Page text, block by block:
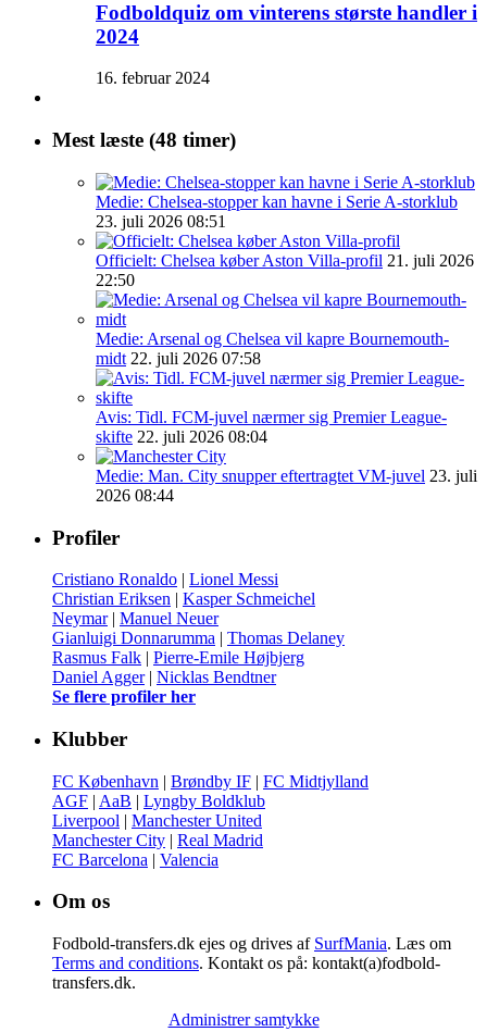
Fodboldquiz om vinterens største handler i
2024
16. februar 2024
Mest læste (48 timer)
Medie: Chelsea-stopper kan havne i Serie A-storklub
23. juli 2026 08:51
Officielt: Chelsea køber Aston Villa-profil 21. juli 2026
22:50
Medie: Arsenal og Chelsea vil kapre Bournemouth-
midt 22. juli 2026 07:58
Avis: Tidl. FCM-juvel nærmer sig Premier League-
skifte 22. juli 2026 08:04
Medie: Man. City snupper eftertragtet VM-juvel 23. juli
2026 08:44
Profiler
Cristiano Ronaldo | Lionel Messi
Christian Eriksen | Kasper Schmeichel
Neymar| Manuel Neuer
Gianluigi Donnarumma | Thomas Delaney
Rasmus Falk | Pierre-Emile Højbjerg
Daniel Agger| Nicklas Bendtner
Se flere profiler her
Klubber
FC København | Brøndby IF | FC Midtjylland
AGF | AaB | Lyngby Boldklub
Liverpool | Manchester United
Manchester City | Real Madrid
FC Barcelona | Valencia
Om os
Fodbold-transfers.dk ejes og drives af SurfMania. Læs om
Terms and conditions. Kontakt os på: kontakt(a)fodbold-
transfers.dk.
Administrer samtykke